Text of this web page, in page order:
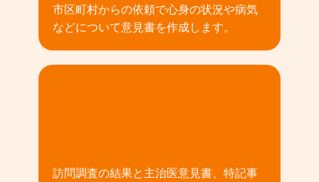
市区町村からの依頼で心身の状況や病気
などについて意見書を作成します。
訪問調査の結果と主治医意見書、特記事